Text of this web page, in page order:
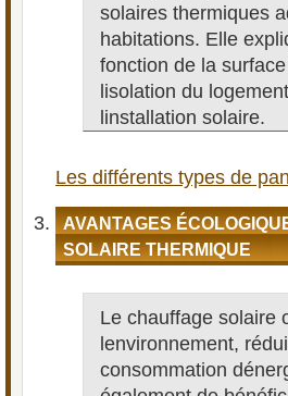
solaires thermiques
habitations. Elle
fonction de la
lisolation du
linstallation solaire.
Les différents types de
AVANTAGES
SOLAIRE THERMIQUE
Le chauffage solaire
lenvironnement,
consommation